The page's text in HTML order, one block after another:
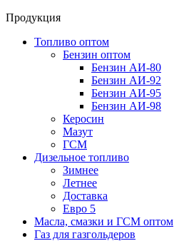
Продукция
Топливо оптом
Бензин оптом
Бензин АИ-80
Бензин АИ-92
Бензин АИ-95
Бензин АИ-98
Керосин
Мазут
ГСМ
Дизельное топливо
Зимнее
Летнее
Доставка
Евро 5
Масла, смазки и ГСМ оптом
Газ для газгольдеров